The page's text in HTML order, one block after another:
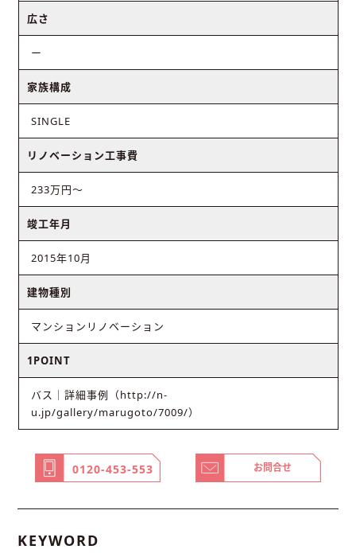
広さ
ー
家族構成
SINGLE
リノベーション工事費
233万円〜
竣工年月
2015年10月
建物種別
マンションリノベーション
1POINT
バス｜詳細事例（http://n-
u.jp/gallery/marugoto/7009/）
0120-453-553 お問合せ
KEYWORD